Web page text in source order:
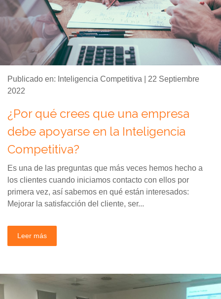
Publicado en: Inteligencia Competitiva | 22 Septiembre
2022
¿Por qué crees que una empresa
debe apoyarse en la Inteligencia
Competitiva?
Es una de las preguntas que más veces hemos hecho a
los clientes cuando iniciamos contacto con ellos por
primera vez, así sabemos en qué están interesados:
Mejorar la satisfacción del cliente, ser...
Leer más